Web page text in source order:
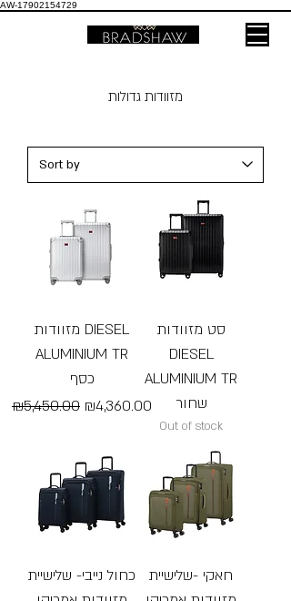
AW-17902154729
מזוודות גדולות
מזוודות DIESEL
ALUMINIUM TR
כסף
Regular Price
₪5,450.00 Sale Price
₪4,360.00
סט מזוודות
DIESEL
ALUMINIUM TR
שחור
Out of stock
כחול נייבי- שלישיית
חאקי -שלישיית